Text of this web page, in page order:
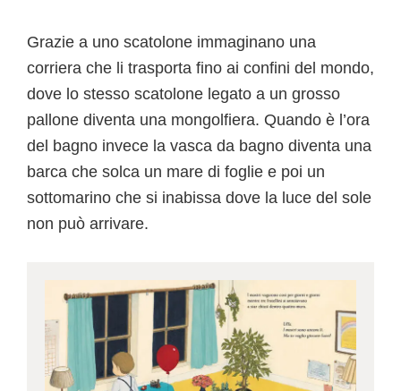
Grazie a uno scatolone immaginano una
corriera che li trasporta fino ai confini del mondo,
dove lo stesso scatolone legato a un grosso
pallone diventa una mongolfiera. Quando è l’ora
del bagno invece la vasca da bagno diventa una
barca che solca un mare di foglie e poi un
sottomarino che si inabissa dove la luce del sole
non può arrivare.